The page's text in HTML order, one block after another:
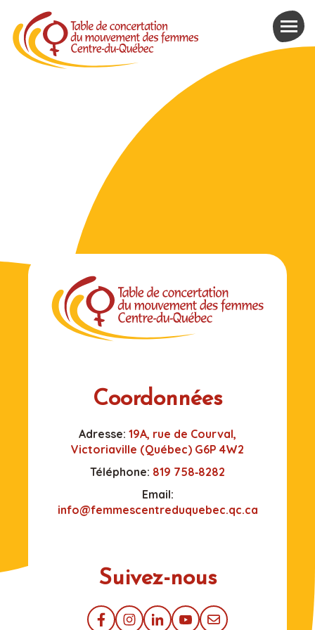
Coordonnées
Adresse: 19A, rue de Courval,
Victoriaville (Québec) G6P 4W2
Téléphone: 819 758‑8282
Email:
info@femmescentreduquebec.qc.ca
Suivez-nous